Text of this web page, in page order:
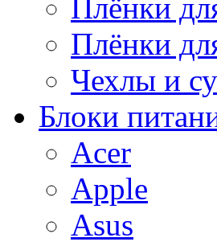
Плёнки
Плёнки
Чехлы и
Блоки
Acer
Apple
Asus